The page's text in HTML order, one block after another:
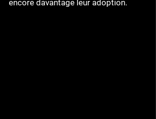
encore davantage leur adoption.